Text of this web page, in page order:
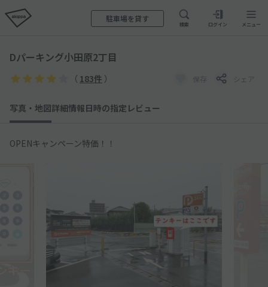
駐車場を貸す
検索 ログイン メニュー
Dパーキング小田原2丁目
（ 183件 ） 保存 シェア
写真・地図詳細情報日時の指定 レビュー
OPENキャンペーン特価！！